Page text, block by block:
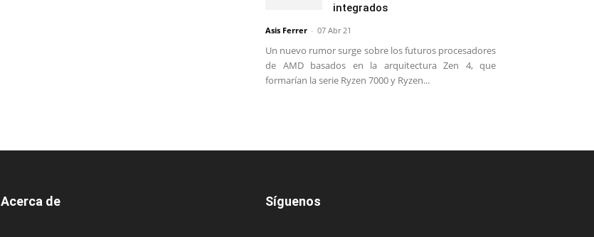
integrados
Asis Ferrer - 07 Abr 21
Un nuevo rumor surge sobre los futuros procesadores
de AMD basados en la arquitectura Zen 4, que
formarían la serie Ryzen 7000 y Ryzen...
Acerca de Síguenos